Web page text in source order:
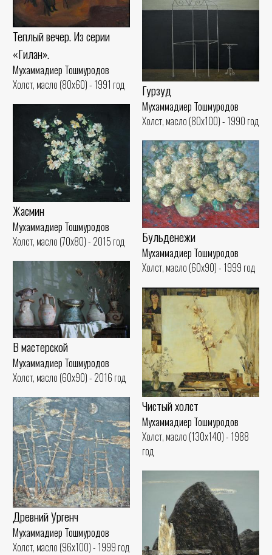
Теплый вечер. Из серии
«Гилан».
Мухаммадиер Тошмуродов
Холст, масло (80x60) - 1991 год
Гурзуд
Мухаммадиер Тошмуродов
Холст, масло (80x100) - 1990 год
Жасмин
Мухаммадиер Тошмуродов
Холст, масло (70x80) - 2015 год
Бульденежи
Мухаммадиер Тошмуродов
Холст, масло (60x90) - 1999 год
В мастерской
Мухаммадиер Тошмуродов
Холст, масло (60x90) - 2016 год
Чистый холст
Мухаммадиер Тошмуродов
Холст, масло (130x140) - 1988
год
Древний Ургенч
Мухаммадиер Тошмуродов
Холст, масло (96x100) - 1999 год